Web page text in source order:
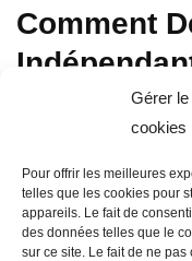
Gérer
cookies
Pour offrir les meilleures
telles que les cookies pour
appareils. Le fait de
des données telles que le
sur ce site. Le fait de ne
Comment
et Sans Filtre. Le
traîner les pieds
devant des collègues